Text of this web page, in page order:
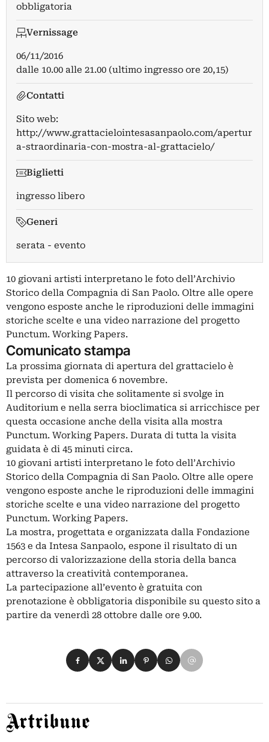
obbligatoria
Vernissage
06/11/2016
dalle 10.00 alle 21.00 (ultimo ingresso ore 20,15)
Contatti
Sito web:
http://www.grattacielointesasanpaolo.com/apertur
a-straordinaria-con-mostra-al-grattacielo/
Biglietti
ingresso libero
Generi
serata - evento
10 giovani artisti interpretano le foto dell’Archivio
Storico della Compagnia di San Paolo. Oltre alle opere
vengono esposte anche le riproduzioni delle immagini
storiche scelte e una video narrazione del progetto
Punctum. Working Papers.
Comunicato stampa
La prossima giornata di apertura del grattacielo è
prevista per domenica 6 novembre.
Il percorso di visita che solitamente si svolge in
Auditorium e nella serra bioclimatica si arricchisce per
questa occasione anche della visita alla mostra
Punctum. Working Papers. Durata di tutta la visita
guidata è di 45 minuti circa.
10 giovani artisti interpretano le foto dell’Archivio
Storico della Compagnia di San Paolo. Oltre alle opere
vengono esposte anche le riproduzioni delle immagini
storiche scelte e una video narrazione del progetto
Punctum. Working Papers.
La mostra, progettata e organizzata dalla Fondazione
1563 e da Intesa Sanpaolo, espone il risultato di un
percorso di valorizzazione della storia della banca
attraverso la creatività contemporanea.
La partecipazione all’evento è gratuita con
prenotazione è obbligatoria disponibile su questo sito a
partire da venerdì 28 ottobre dalle ore 9.00.
Condividi su Facebook
Condividi su X
Condividi su LinkedIn
Condividi su Pinterest
Condividi su WhatsApp
Condividi su Email
Artribune